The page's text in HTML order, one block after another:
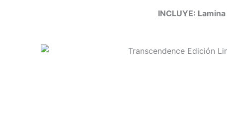
INCLUYE: